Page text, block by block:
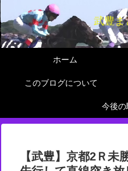
武豊ま
ホーム
このブログについて
今後の
【武豊】京都2Ｒ